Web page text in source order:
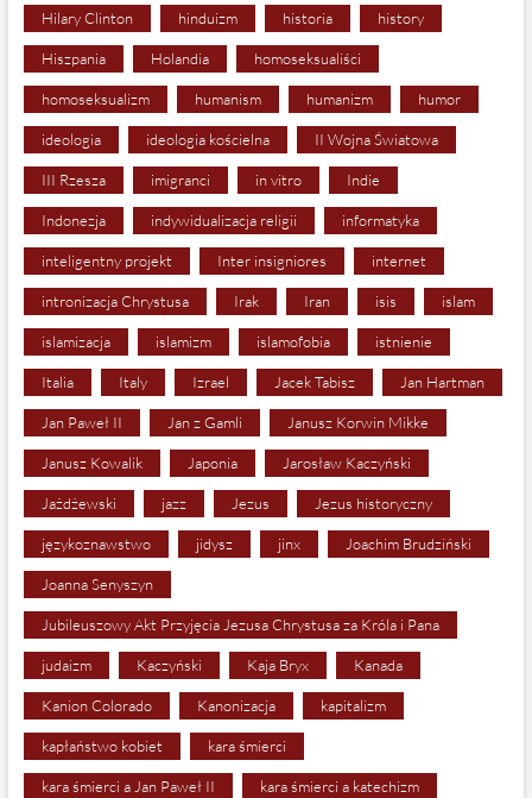
Hilary Clinton hinduizm historia history
Hiszpania Holandia homoseksualiści
homoseksualizm humanism humanizm humor
ideologia ideologia kościelna II Wojna Światowa
III Rzesza imigranci in vitro Indie
Indonezja indywidualizacja religii informatyka
inteligentny projekt Inter insigniores internet
intronizacja Chrystusa Irak Iran isis islam
islamizacja islamizm islamofobia istnienie
Italia Italy Izrael Jacek Tabisz Jan Hartman
Jan Paweł II Jan z Gamli Janusz Korwin Mikke
Janusz Kowalik Japonia Jarosław Kaczyński
Jażdżewski jazz Jezus Jezus historyczny
językoznawstwo jidysz jinx Joachim Brudziński
Joanna Senyszyn
Jubileuszowy Akt Przyjęcia Jezusa Chrystusa za Króla i Pana
judaizm Kaczyński Kaja Bryx Kanada
Kanion Colorado Kanonizacja kapitalizm
kapłaństwo kobiet kara śmierci
kara śmierci a Jan Paweł II kara śmierci a katechizm